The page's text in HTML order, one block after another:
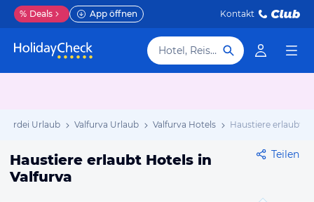
% Deals App öffnen Kontakt
Hotel, Reiseziel
Urlaub Valfurva Urlaub Valfurva Hotels Haustiere erlaubt
Haustiere erlaubt Hotels in
Valfurva
Teilen